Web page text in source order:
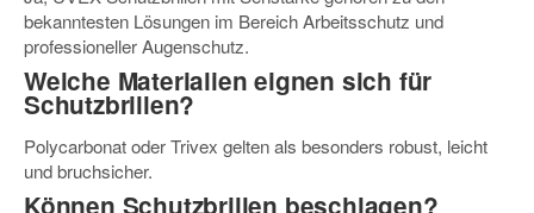
bekanntesten Lösungen im Bereich Arbeitsschutz und
professioneller Augenschutz.
Welche Materialien eignen sich für
Schutzbrillen?
Polycarbonat oder Trivex gelten als besonders robust, leicht
und bruchsicher.
Können Schutzbrillen beschlagen?